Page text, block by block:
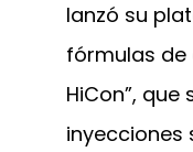
lanzó su
fórmulas de
HiCon”,
inyecciones